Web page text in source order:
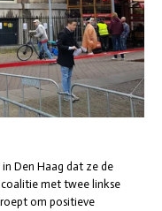
Den Haag dat ze de
met twee linkse
om positieve